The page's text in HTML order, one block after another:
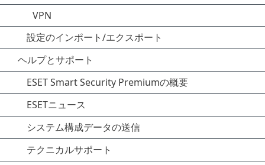
VPN
設定のインポート/エクスポート
ヘルプとサポート
ESET Smart Security Premiumの概要
ESETニュース
システム構成データの送信
テクニカルサポート